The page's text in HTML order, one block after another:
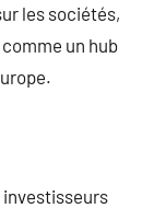
les sociétés,
un hub
investisseurs